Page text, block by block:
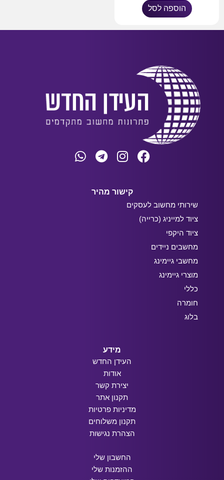
הוספה לסל
קישור מהיר
שירותי מחשוב לעסקים
ציוד למייניג (כרייה)
ציוד היקפי
מחשבים ניידים
מחשבי גיימינג
מוצרי גיימינג
כללי
חומרה
בלוג
מידע
העידן החדש
אודות
יצירת קשר
תקנון אתר
מדיניות פרטיות
תקנון משלוחים
הצהרת נגישות
החשבון שלי
ההזמנות שלי